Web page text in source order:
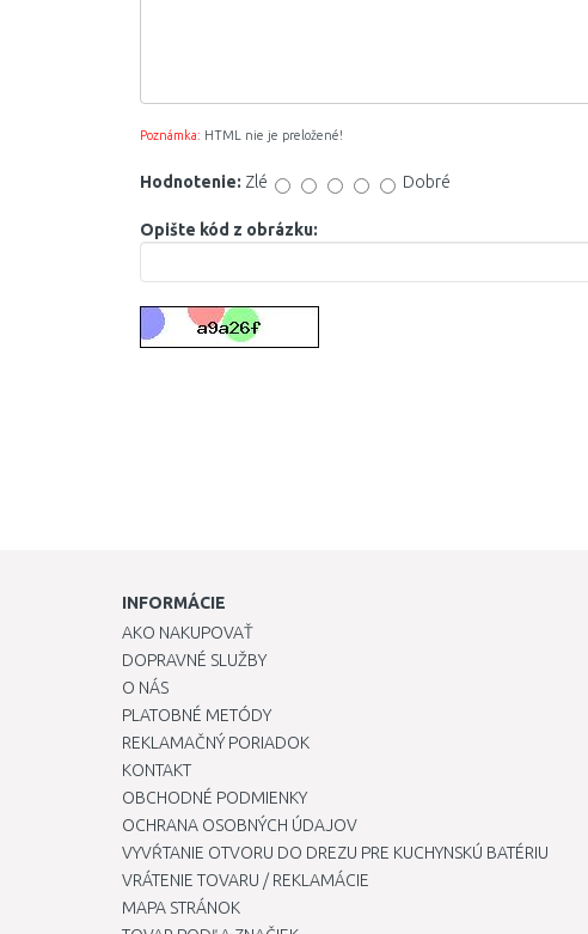
Poznámka: HTML nie je preložené!
Hodnotenie: Zlé Dobré
Opište kód z obrázku:
INFORMÁCIE
AKO NAKUPOVAŤ
DOPRAVNÉ SLUŽBY
O NÁS
PLATOBNÉ METÓDY
REKLAMAČNÝ PORIADOK
KONTAKT
OBCHODNÉ PODMIENKY
OCHRANA OSOBNÝCH ÚDAJOV
VYVŔTANIE OTVORU DO DREZU PRE KUCHYNSKÚ BATÉRIU
VRÁTENIE TOVARU / REKLAMÁCIE
MAPA STRÁNOK